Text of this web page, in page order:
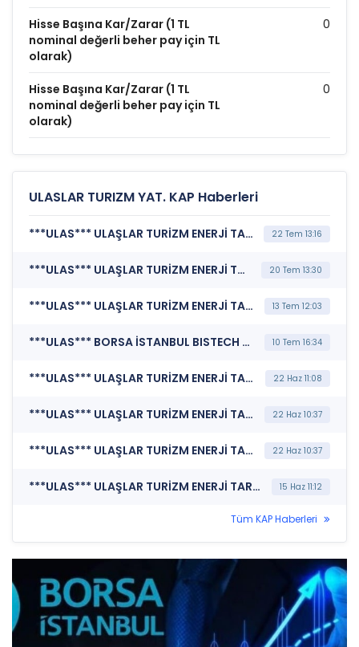
Hisse Başına Kar/Zarar (1 TL
nominal değerli beher pay için TL
olarak)
0
Hisse Başına Kar/Zarar (1 TL
nominal değerli beher pay için TL
olarak)
0
ULASLAR TURIZM YAT. KAP Haberleri
***ULAS*** ULAŞLAR TURİZM ENERJİ TARIM GIDA VE İNŞAAT YATIRIMLARI A.Ş. (Şirket Genel Bilgi Formu) 22 Tem 13:16
***ULAS*** ULAŞLAR TURİZM ENERJİ TARIM GIDA VE İNŞAAT YATIRIMLARI A.Ş. (Şirket Genel Bilgi Formu) 20 Tem 13:30
***ULAS*** ULAŞLAR TURİZM ENERJİ TARIM GIDA VE İNŞAAT YATIRIMLARI A.Ş. (Şirket Genel Bilgi Formu) 13 Tem 12:03
***ULAS*** BORSA İSTANBUL BISTECH DEVRE KESİCİ UYGULAMASI (Pay Bazında Devre Kesici Bildirimi) 10 Tem 16:34
***ULAS*** ULAŞLAR TURİZM ENERJİ TARIM GIDA VE İNŞAAT YATIRIMLARI A.Ş. (Bağımsız Denetim Kuruluşunun Belirlenmesi) 22 Haz 11:08
***ULAS*** ULAŞLAR TURİZM ENERJİ TARIM GIDA VE İNŞAAT YATIRIMLARI A.Ş. (Şirket Genel Bilgi Formu) 22 Haz 10:37
***ULAS*** ULAŞLAR TURİZM ENERJİ TARIM GIDA VE İNŞAAT YATIRIMLARI A.Ş. (Özel Durum Açıklaması (Genel)) 22 Haz 10:37
***ULAS*** ULAŞLAR TURİZM ENERJİ TARIM GIDA VE İNŞAAT YATIRIMLARI A.Ş. (Şirket Genel Bilgi Formu) 15 Haz 11:12
Tüm KAP Haberleri